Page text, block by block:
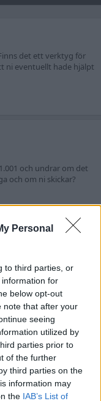
Personal
to third parties, or
for
below opt-out
note that after your
seeing
utilized by
parties prior to
of the further
third parties on the
information may
the IAB’s List of
det ett verktyg för
ni eventuellt hade hjälpt
och undrar om det
och om ni skickar?
Professional
deal , Bor i Skåne.